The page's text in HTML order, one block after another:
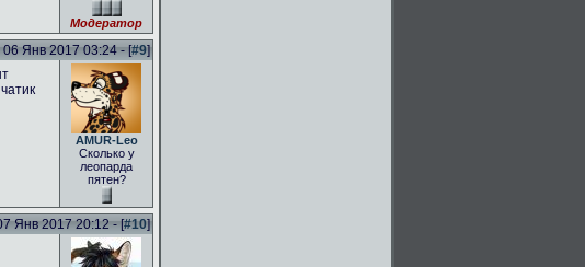
Модератор
06 Янв 2017 03:24 - [#9]
AMUR-Leo
Сколько у
леопарда
пятен?
Янв 2017 20:12 - [#10]